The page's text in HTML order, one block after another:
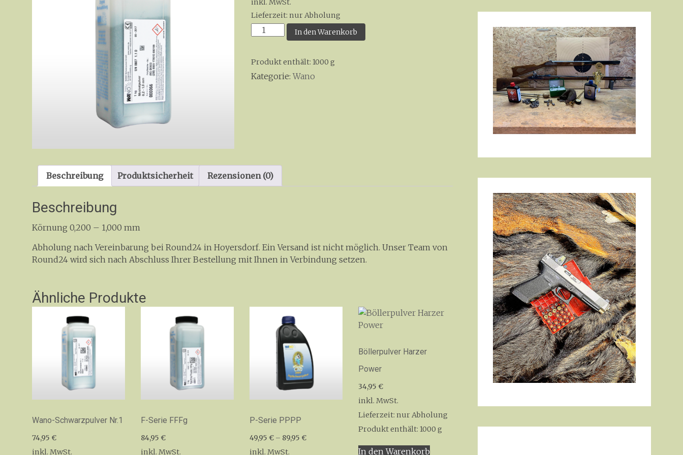
inkl. MwSt.
Lieferzeit: nur Abholung
MusketpulverIn den Warenkorb
Produkt enthält: 1000 g
Kategorie:Wano
Beschreibung Produktsicherheit Rezensionen (0)
Beschreibung
Körnung 0,200 – 1,000 mm
Abholung nach Vereinbarung bei Round24 in Hoyersdorf. Ein Versand ist nicht möglich. Unser Team von
Round24 wird sich nach Abschluss Ihrer Bestellung mit Ihnen in Verbindung setzen.
Ähnliche Produkte
Wano-Schwarzpulver Nr.1
74,95 €
inkl. MwSt.
F-Serie FFFg
84,95€
inkl. MwSt.
P-Serie PPPP
49,95€ – 89,95€
inkl. MwSt.
Böllerpulver Harzer
Power
34,95€
inkl. MwSt.
Lieferzeit:nur Abholung
Produkt enthält: 1000g
In den Warenkorb